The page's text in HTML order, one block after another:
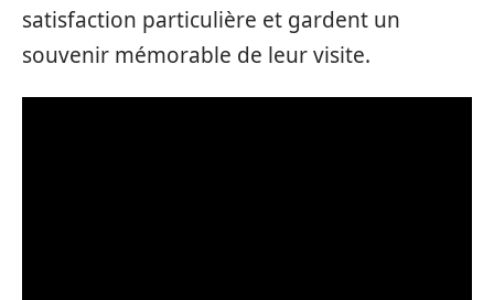
satisfaction particulière et gardent un
souvenir mémorable de leur visite.